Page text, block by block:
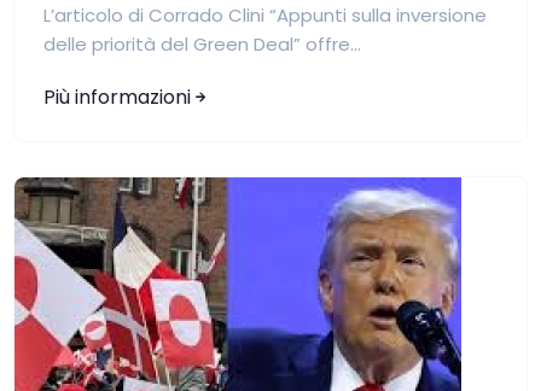
L’articolo di Corrado Clini “Appunti sulla inversione
delle priorità del Green Deal” offre...
Più informazioni